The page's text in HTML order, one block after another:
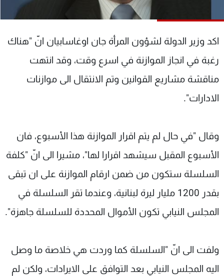
اكد وزير الدولة لشؤون المرأة جان اوغاسابيان انّ "هناك
رغبة في انجاز الموازنة في اسرع وقت، وقد انتهت
مناقشة مشاريع القوانين وتم الانتقال الى موازنات
الادارات".
وقال "في حال لم يتم اقرار الموازنة هذا الأسبوع، فان
الأسبوع المقبل سيشهد اقرارا لها"، مشيرا الى انّ "كلفة
السلسلة ستكون من ضمن ارقام الموازنة على ان تبقى
بقدر 1200 مليار ليرة لبنانية، وعندما تقر السلسلة في
المجلس النيابي تكون الأموال المحددة للسلسلة جاهزة".
ولفت الى انّ "السلسلة كما وردت هي خلاصة ما وصل
اليه المجلس النيابي بعد التوافق على الايرادات، ولكن لم
الترددات
عن MTV
الإنـتـاج
لاعلاناتكم
وظائف
تواصل معنا
شروط الإسـتخدام
سياسة الخصوصية